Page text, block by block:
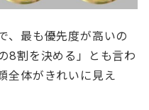
、最も優先度が高いの
8割を決める」とも言わ
全体がきれいに見え